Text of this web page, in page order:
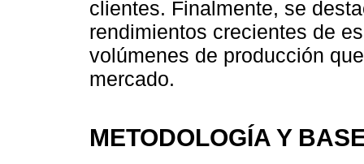
clientes. Finalmente, se
rendimientos crecientes de
volúmenes de producción
mercado.
METODOLOGÍA Y